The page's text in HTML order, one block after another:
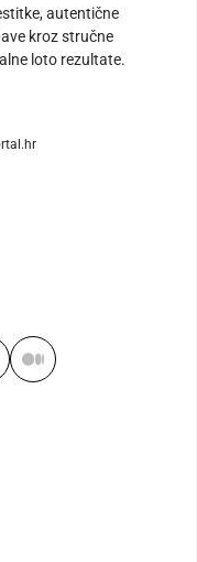
autentične
kroz stručne
loto rezultate.